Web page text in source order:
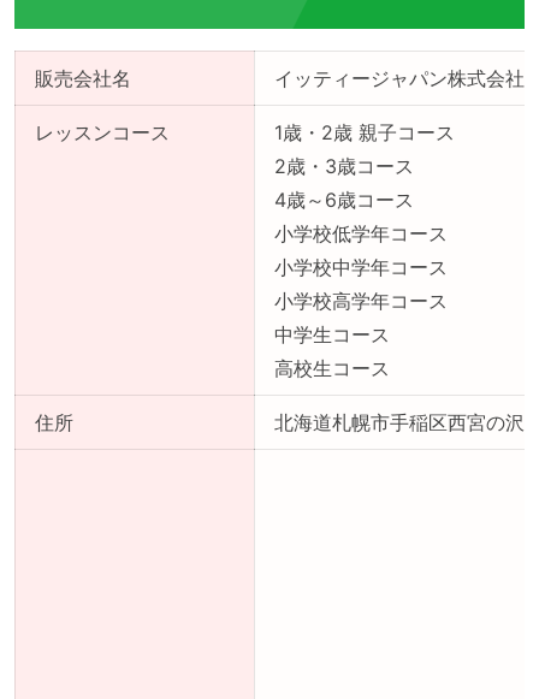
販売会社名 イッティージャパン株式会社
レッスンコース
1歳・2歳 親子コース
2歳・3歳コース
4歳～6歳コース
小学校低学年コース
小学校中学年コース
小学校高学年コース
中学生コース
高校生コース
住所 北海道札幌市手稲区西宮の沢